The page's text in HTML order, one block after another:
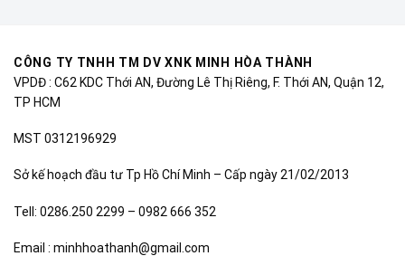
CÔNG TY TNHH TM DV XNK MINH HÒA THÀNH
VPDĐ : C62 KDC Thới AN, Đường Lê Thị Riêng, F. Thới AN, Quận 12,
TP HCM
MST 0312196929
Sở kế hoạch đầu tư Tp Hồ Chí Minh – Cấp ngày 21/02/2013
Tell: 0286.250 2299 – 0982 666 352
Email : minhhoathanh@gmail.com